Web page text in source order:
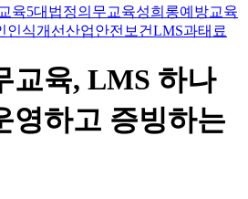
육5대법정의무교육성희롱예방교육
인식개선산업안전보건LMS과태료
교육, LMS 하나
영하고 증빙하는